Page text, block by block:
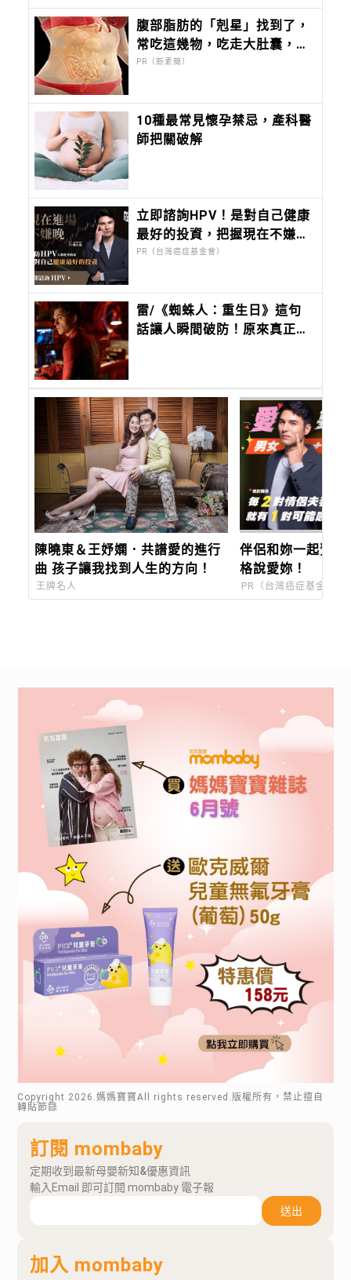
方
腹部脂肪的「剋星」找到了，
常吃這幾物，吃走大肚囊，瘦
出小蠻腰
PR（新素簡）
10種最常見懷孕禁忌，產科醫
師把關破解
立即諮詢HPV！是對自己健康
最好的投資，把握現在不嫌
晚！
PR（台灣癌症基金會）
雷/《蜘蛛人：重生日》這句
話讓人瞬間破防！原來真正無
陳曉東＆王妤嫻．共譜愛的進行
曲 孩子讓我找到人生的方向！
王牌名人
伴侶和妳一起預防
格說愛妳！
PR（台灣癌症基金會）
Copyright 2026 .媽媽寶寶All rights reserved.版權所有，禁止擅自
轉貼節錄
訂閱 mombaby
定期收到最新母嬰新知&優惠資訊
輸入Email 即可訂閱 mombaby 電子報
送出
加入 mombaby